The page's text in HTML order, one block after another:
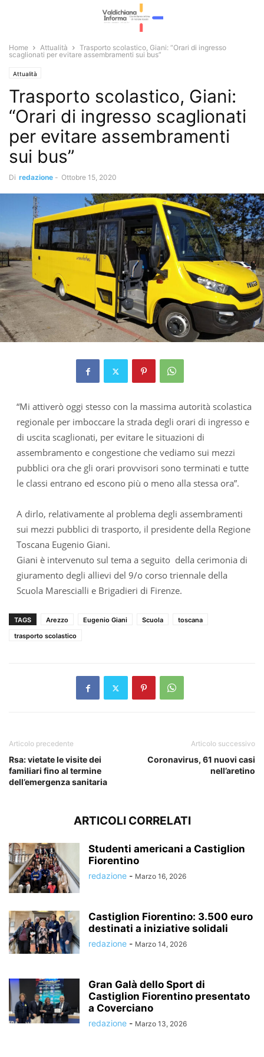
Home Attualità
Trasporto scolastico, Giani: “Orari di ingresso
scaglionati per evitare assembramenti sui bus”
Attualità
Trasporto scolastico, Giani:
“Orari di ingresso scaglionati
per evitare assembramenti
sui bus”
Di redazione - Ottobre 15, 2020
“Mi attiverò oggi stesso con la massima autorità scolastica
regionale per imboccare la strada degli orari di ingresso e
di uscita scaglionati, per evitare le situazioni di
assembramento e congestione che vediamo sui mezzi
pubblici ora che gli orari provvisori sono terminati e tutte
le classi entrano ed escono più o meno alla stessa ora”.
A dirlo, relativamente al problema degli assembramenti
sui mezzi pubblici di trasporto, il presidente della Regione
Toscana Eugenio Giani.
Giani è intervenuto sul tema a seguito della cerimonia di
giuramento degli allievi del 9/o corso triennale della
Scuola Marescialli e Brigadieri di Firenze.
TAGS Arezzo Eugenio Giani Scuola
toscana
trasporto scolastico
Articolo precedente
Rsa: vietate le visite dei
familiari fino al termine
dell’emergenza sanitaria
Articolo successivo
Coronavirus, 61 nuovi casi
nell’aretino
ARTICOLI CORRELATI
Studenti americani a Castiglion
Fiorentino
redazione - Marzo 16, 2026
Castiglion Fiorentino: 3.500 euro
destinati a iniziative solidali
redazione - Marzo 14, 2026
Gran Galà dello Sport di
Castiglion Fiorentino presentato
a Coverciano
redazione - Marzo 13, 2026